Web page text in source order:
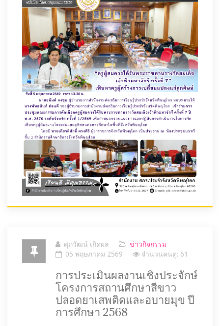
ศุภวัฒน์ เกิดผล
ข่าวกิจกรรม
05 พฤษภาคม 2569
จำนวนคนดู: 61
การประเมินผลงานเชิงประจักษ์
โครงการสถานศึกษาสีขาว
ปลอดยาเสพติดและอบายมุข ปี
การศึกษา 2568